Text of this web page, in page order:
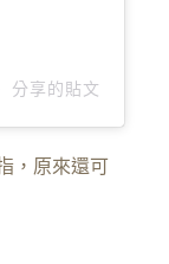
分享的貼文
，原來還可